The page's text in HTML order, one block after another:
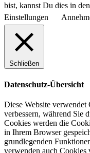
bist, kannst Du dies in
Einstellungen
Schließen
Datenschutz-Übersicht
Diese Website
verbessern, während Sie
Cookies werden die
in Ihrem Browser
grundlegenden
verwenden auch